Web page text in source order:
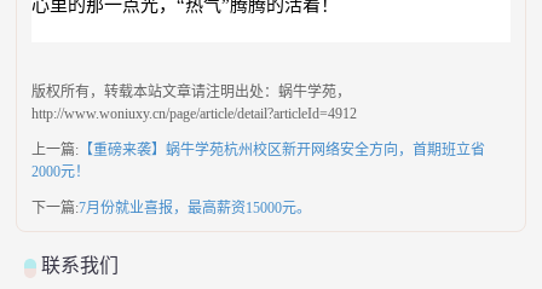
心里的那一点光，“热气”腾腾的活着！
版权所有，转载本站文章请注明出处：蜗牛学苑，
http://www.woniuxy.cn/page/article/detail?articleId=4912
上一篇: 【重磅来袭】蜗牛学苑杭州校区新开网络安全方向，首期班立省
2000元！
下一篇:7月份就业喜报，最高薪资15000元。
联系我们